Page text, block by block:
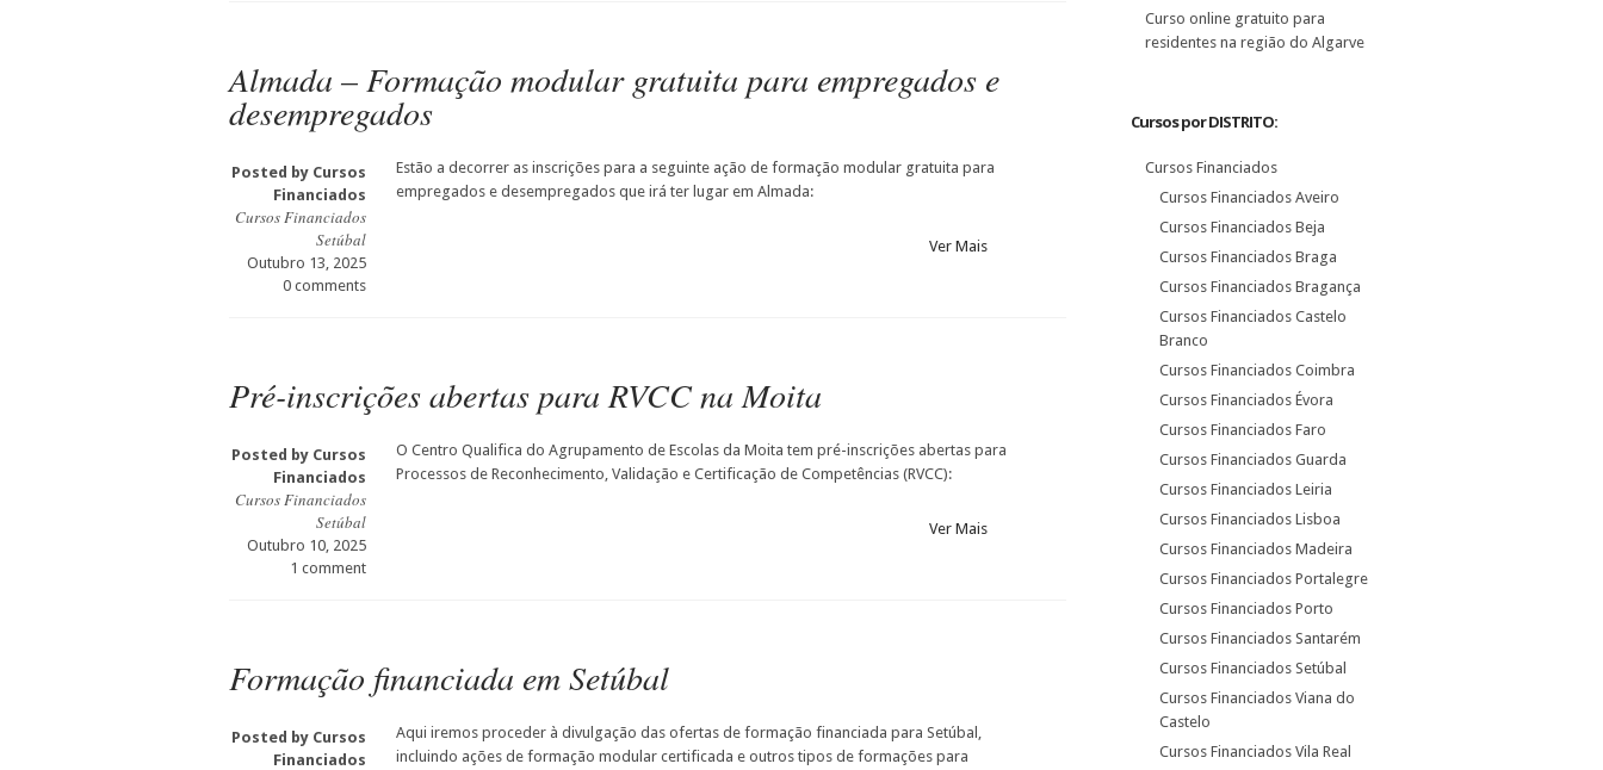
Almada – Formação modular gratuita para empregados e
desempregados
Posted by Cursos
Financiados
Cursos Financiados
Setúbal
Outubro 13, 2025
0 comments
Estão a decorrer as inscrições para a seguinte ação de formação modular gratuita para
empregados e desempregados que irá ter lugar em Almada:
Ver Mais
Pré-inscrições abertas para RVCC na Moita
Posted by Cursos
Financiados
Cursos Financiados
Setúbal
Outubro 10, 2025
1 comment
O Centro Qualifica do Agrupamento de Escolas da Moita tem pré-inscrições abertas para
Processos de Reconhecimento, Validação e Certificação de Competências (RVCC):
Ver Mais
Formação financiada em Setúbal
Posted by Cursos
Financiados
Aqui iremos proceder à divulgação das ofertas de formação financiada para Setúbal,
incluindo ações de formação modular certificada e outros tipos de formações para
Curso online gratuito para
residentes na região do Algarve
Cursos por DISTRITO:
Cursos Financiados
Cursos Financiados Aveiro
Cursos Financiados Beja
Cursos Financiados Braga
Cursos Financiados Bragança
Cursos Financiados Castelo
Branco
Cursos Financiados Coimbra
Cursos Financiados Évora
Cursos Financiados Faro
Cursos Financiados Guarda
Cursos Financiados Leiria
Cursos Financiados Lisboa
Cursos Financiados Madeira
Cursos Financiados Portalegre
Cursos Financiados Porto
Cursos Financiados Santarém
Cursos Financiados Setúbal
Cursos Financiados Viana do
Castelo
Cursos Financiados Vila Real